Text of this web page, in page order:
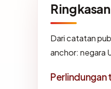
Dari catatan
anchor: negara
Perlindungan